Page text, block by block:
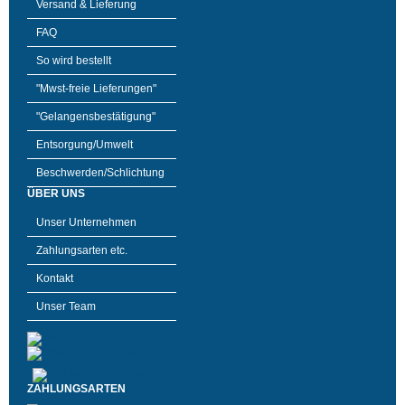
Versand & Lieferung
FAQ
So wird bestellt
"Mwst-freie Lieferungen"
"Gelangensbestätigung"
Entsorgung/Umwelt
Beschwerden/Schlichtung
ÜBER UNS
Unser Unternehmen
Zahlungsarten etc.
Kontakt
Unser Team
ZAHLUNGSARTEN